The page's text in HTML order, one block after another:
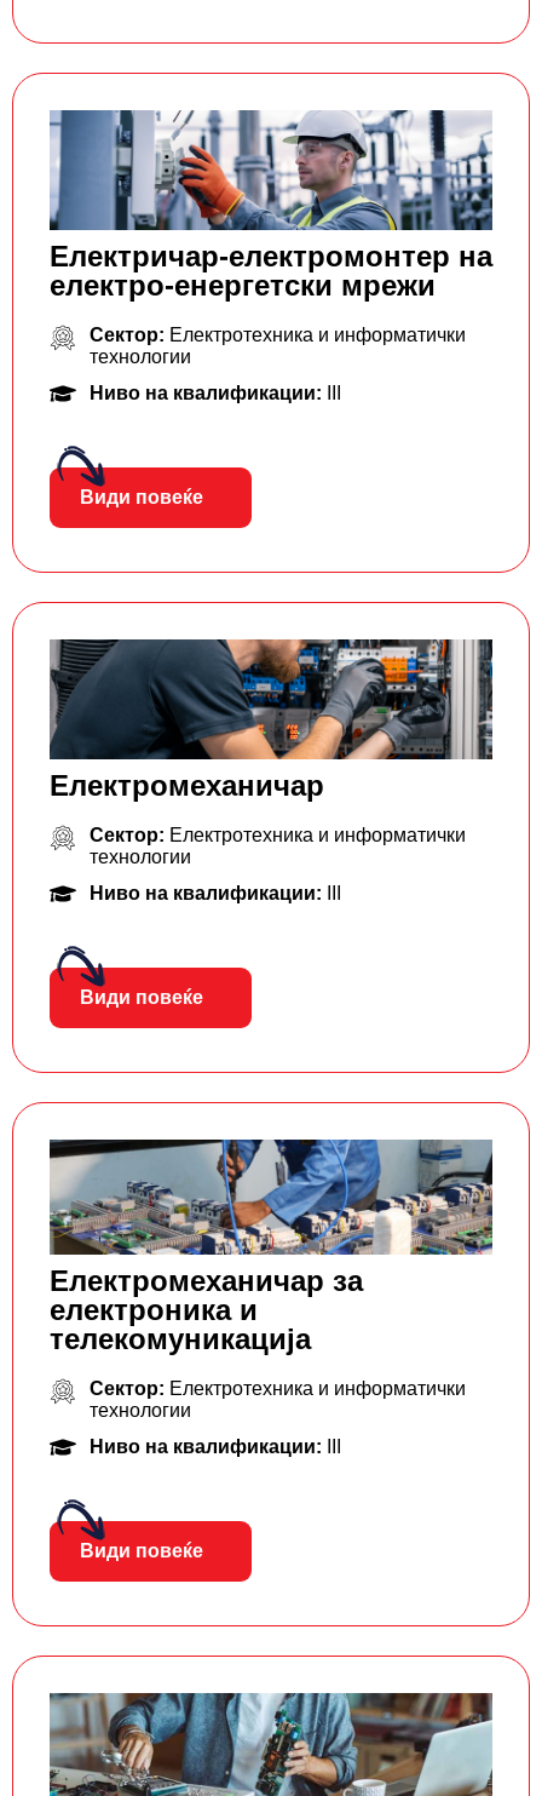
Електричар-електромонтер на
електро-енергетски мрежи
Сектор: Електротехника и информатички
технологии
Ниво на квалификации:
Види повеќе
Електромеханичар
Сектор: Електротехника и информатички
технологии
Ниво на квалификации:
Види повеќе
Електромеханичар за
електроника и
телекомуникација
Сектор: Електротехника и информатички
технологии
Ниво на квалификации:
Види повеќе